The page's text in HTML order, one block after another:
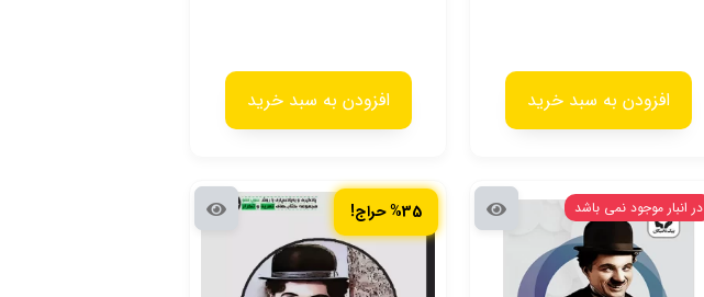
افزودن به سبد خرید افزودن به سبد خرید
در انبار موجود نمی باشد %35 حراج!